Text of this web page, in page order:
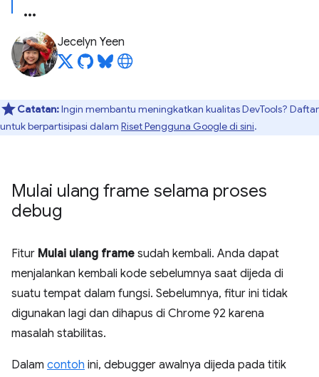
Jecelyn Yeen
Catatan:Ingin membantu meningkatkan kualitas DevTools? Daftar
untuk berpartisipasi dalam Riset Pengguna Google di sini.
Mulai ulang frame selama proses
debug
Fitur Mulai ulang frame sudah kembali. Anda dapat
menjalankan kembali kode sebelumnya saat dijeda di
suatu tempat dalam fungsi. Sebelumnya, fitur ini tidak
digunakan lagi dan dihapus di Chrome 92 karena
masalah stabilitas.
Dalam contoh ini, debugger awalnya dijeda pada titik